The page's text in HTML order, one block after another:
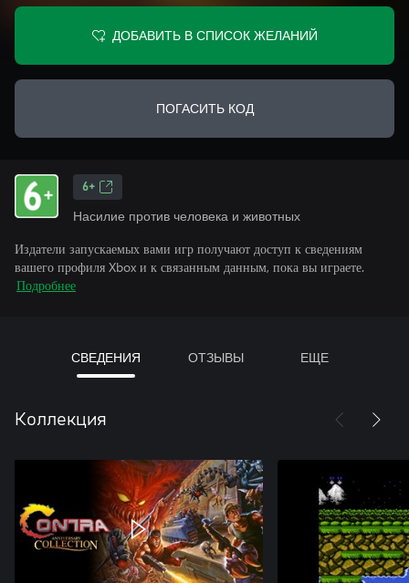
ДОБАВИТЬ В СПИСОК ЖЕЛАНИЙ
ПОГАСИТЬ КОД
6+
Насилие против человека и животных
Издатели запускаемых вами игр получают доступ к сведениям
вашего профиля Xbox и к связанным данным, пока вы играете.
Подробнее
СВЕДЕНИЯ ОТЗЫВЫ ЕЩЕ
Коллекция